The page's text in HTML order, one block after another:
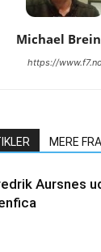
Michael
https://www.f7.no
MERE
Aursnes